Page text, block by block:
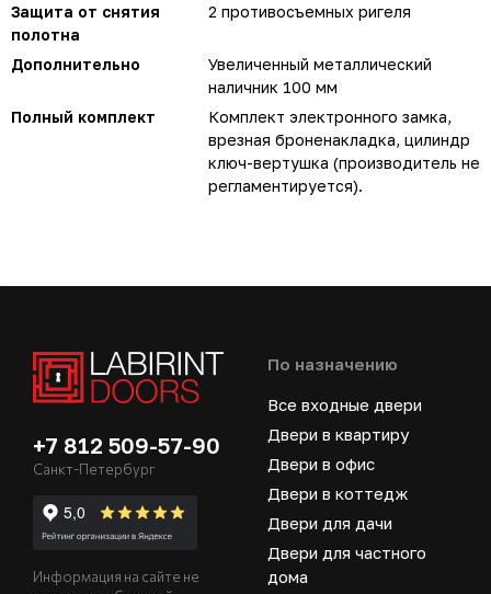
Защита от снятия
полотна
2 противосъемных ригеля
Дополнительно
Увеличенный металлический
наличник 100 мм
Полный комплект
Комплект электронного замка,
врезная броненакладка, цилиндр
ключ-вертушка (производитель не
регламентируется).
+7 812 509-57-90
Санкт-Петербург
Информация на сайте не
По назначению
Все входные двери
Двери в квартиру
Двери в офис
Двери в коттедж
Двери для дачи
Двери для частного
дома